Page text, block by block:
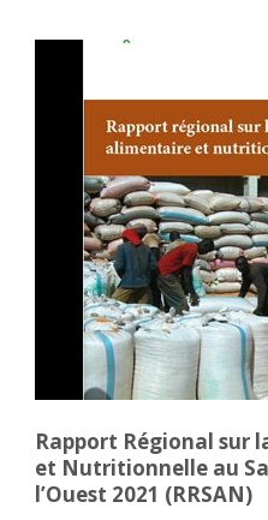
Rapport Régional sur
et Nutritionnelle au
l’Ouest 2021 (RRSAN)